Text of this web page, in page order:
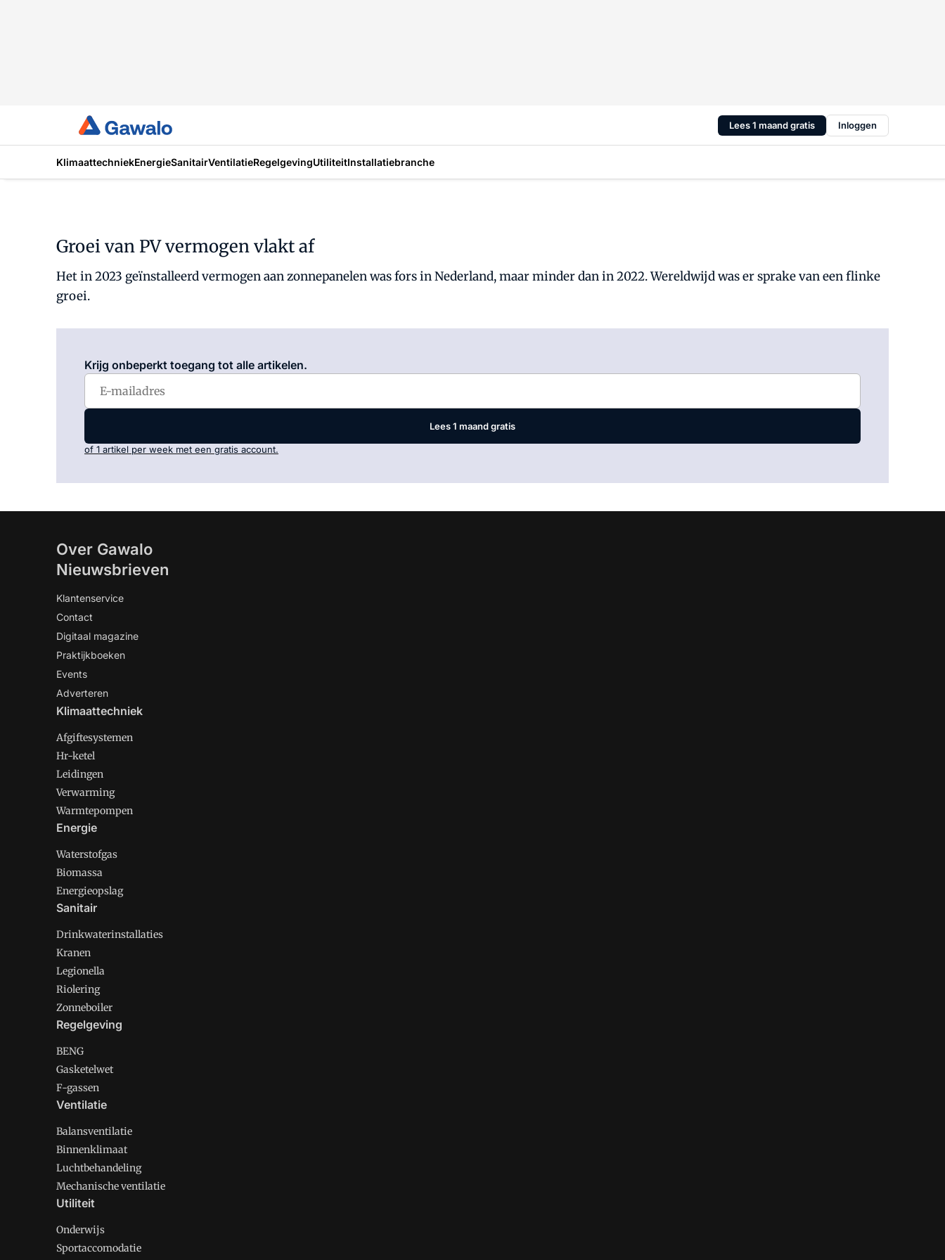
Lees 1 maand gratis Inloggen
KlimaattechniekEnergieSanitairVentilatieRegelgevingUtiliteitInstallatiebranche
Groei van PV vermogen vlakt af
Het in 2023 geïnstalleerd vermogen aan zonnepanelen was fors in Nederland, maar minder dan in 2022. Wereldwijd was er sprake van een flinke
groei.
Krijg onbeperkt toegang tot alle artikelen.
Lees 1 maand gratis
of 1 artikel per week met een gratis account.
Over Gawalo
Nieuwsbrieven
Klantenservice
Contact
Digitaal magazine
Praktijkboeken
Events
Adverteren
Klimaattechniek
Afgiftesystemen
Hr-ketel
Leidingen
Verwarming
Warmtepompen
Energie
Waterstofgas
Biomassa
Energieopslag
Sanitair
Drinkwaterinstallaties
Kranen
Legionella
Riolering
Zonneboiler
Regelgeving
BENG
Gasketelwet
F-gassen
Ventilatie
Balansventilatie
Binnenklimaat
Luchtbehandeling
Mechanische ventilatie
Utiliteit
Onderwijs
Sportaccomodatie